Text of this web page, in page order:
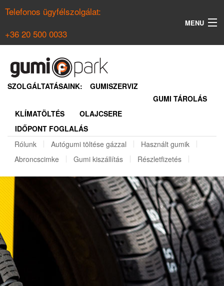
Telefonos ügyfélszolgálat:
+36 20 500 0033
MENU
NYÁRI GUMI KERESŐ
REGISZTRÁCIÓ
SZOLGÁLTATÁSAINK:
GUMISZERVIZ
GUMI TÁROLÁS
KLÍMATÖLTÉS
OLAJCSERE
IDŐPONT FOGLALÁS
Rólunk
Autógumi töltése gázzal
Használt gumik
Abroncscimke
Gumi kiszállítás Részletfizetés